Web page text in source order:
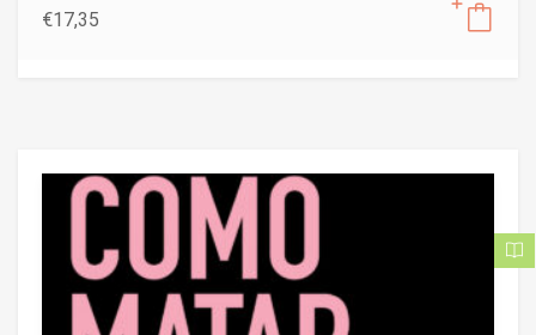
€17,35